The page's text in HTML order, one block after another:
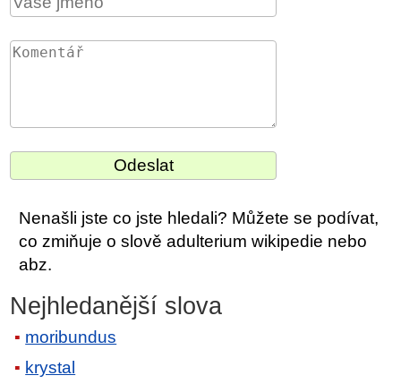
Nenašli jste co jste hledali? Můžete se podívat,
co zmiňuje o slově adulterium wikipedie nebo
abz.
Nejhledanější slova
moribundus
krystal